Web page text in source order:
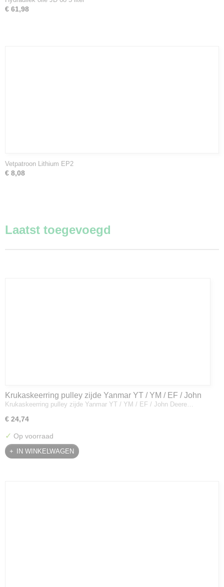
€ 61,98
Vetpatroon Lithium EP2
€ 8,08
Laatst toegevoegd
Krukaskeerring pulley zijde Yanmar YT / YM / EF / John
Deere - 119934-01800
Krukaskeerring pulley zijde Yanmar YT / YM / EF / John Deere…
€ 24,74
✓ Op voorraad
IN WINKELWAGEN